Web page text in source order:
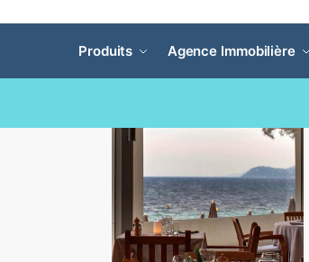
Produits Agence Immobilière